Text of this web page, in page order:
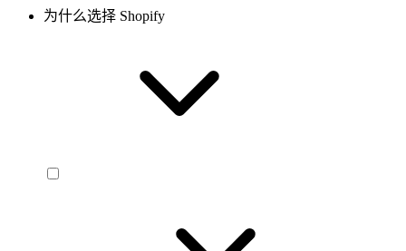
为什么选择 Shopify